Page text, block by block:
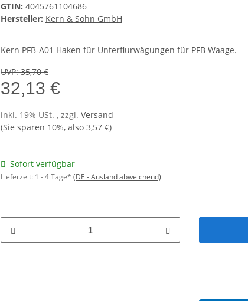
GTIN: 4045761104686
Hersteller: Kern & Sohn GmbH
Kern PFB-A01 Haken für Unterflurwägungen für PFB Waage.
UVP:35,70 €
32,13 €
inkl. 19% USt. , zzgl. Versand
(Sie sparen 10%, also 3,57 €)
Sofort verfügbar
Lieferzeit: 1 - 4 Tage* (DE - Ausland abweichend)